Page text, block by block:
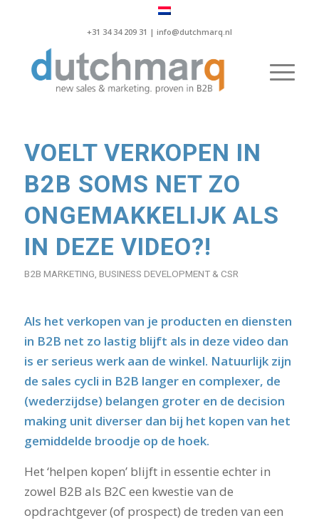
+31 34 34 209 31 | info@dutchmarq.nl
VOELT VERKOPEN IN
B2B SOMS NET ZO
ONGEMAKKELIJK ALS
IN DEZE VIDEO?!
B2B MARKETING BUSINESS DEVELOPMENT & CSR
Als het verkopen van je producten en diensten
in B2B net zo lastig blijft als in deze video dan
is er serieus werk aan de winkel. Natuurlijk zijn
de sales cycli in B2B langer en complexer, de
(wederzijdse) belangen groter en de decision
making unit diverser dan bij het kopen van het
gemiddelde broodje op de hoek.
Het ‘helpen kopen’ blijft in essentie echter in
zowel B2B als B2C een kwestie van de
opdrachtgever (of prospect) de treden van een